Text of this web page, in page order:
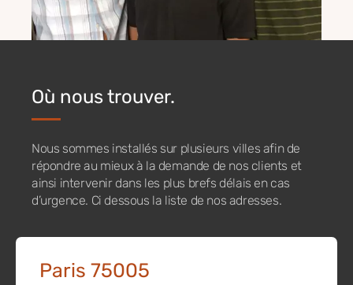
Où nous trouver.
Nous sommes installés sur plusieurs villes afin de
répondre au mieux à la demande de nos clients et
ainsi intervenir dans les plus brefs délais en cas
d’urgence. Ci dessous la liste de nos adresses.
Paris 75005